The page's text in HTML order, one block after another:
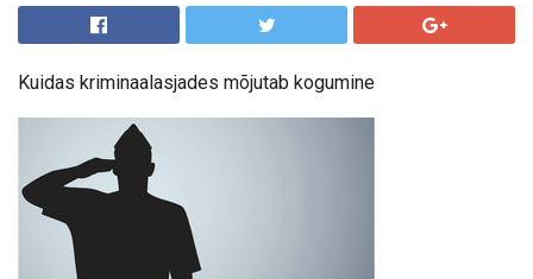
Kuidas kriminaalasjades mõjutab kogumine